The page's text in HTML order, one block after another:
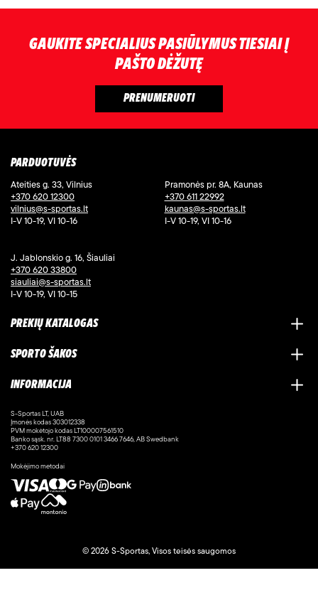
GAUKITE SPECIALIUS PASIŪLYMUS TIESIAI Į
PAŠTO DĖŽUTĘ
PARDUOTUVĖS
Ateities g. 33, Vilnius
+370 620 12300
vilnius@s-sportas.lt
I-V 10-19, VI 10-16
Pramonės pr. 8A, Kaunas
+370 611 22992
kaunas@s-sportas.lt
I-V 10-19, VI 10-16
J. Jablonskio g. 16, Šiauliai
+370 620 33800
siauliai@s-sportas.lt
I-V 10-19, VI 10-15
PREKIŲ KATALOGAS
SPORTO ŠAKOS
INFORMACIJA
S-Sportas LT, UAB
Įmonės kodas 303012338
PVM mokėtojo kodas LT100007561510
Banko sąsk. nr. LT88 7300 0101 3466 7646, AB Swedbank
+370 620 12300
Mokėjimo metodai
© 2026 S-Sportas, Visos teisės saugomos